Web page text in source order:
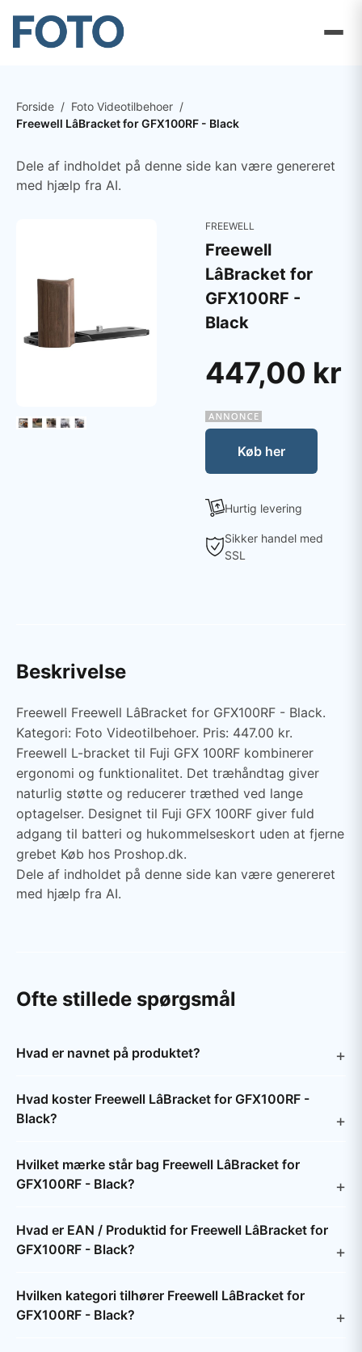
Forside / Foto Videotilbehoer /
Freewell LâBracket for GFX100RF - Black
Dele af indholdet på denne side kan være genereret
med hjælp fra AI.
FREEWELL
Freewell
LâBracket for
GFX100RF -
Black
447,00 kr
Køb her
Hurtig levering
Sikker handel med
SSL
Beskrivelse
Freewell Freewell LâBracket for GFX100RF - Black.
Kategori: Foto Videotilbehoer. Pris: 447.00 kr.
Freewell L-bracket til Fuji GFX 100RF kombinerer
ergonomi og funktionalitet. Det træhåndtag giver
naturlig støtte og reducerer træthed ved lange
optagelser. Designet til Fuji GFX 100RF giver fuld
adgang til batteri og hukommelseskort uden at fjerne
grebet Køb hos Proshop.dk.
Dele af indholdet på denne side kan være genereret
med hjælp fra AI.
Ofte stillede spørgsmål
Hvad er navnet på produktet?
Hvad koster Freewell LâBracket for GFX100RF -
Black?
Hvilket mærke står bag Freewell LâBracket for
GFX100RF - Black?
Hvad er EAN / Produktid for Freewell LâBracket for
GFX100RF - Black?
Hvilken kategori tilhører Freewell LâBracket for
GFX100RF - Black?